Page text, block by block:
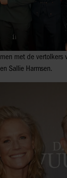
met de vertolkers
Sallie Harmsen.